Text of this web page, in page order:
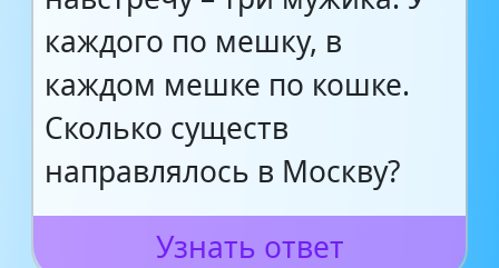
каждого по мешку, в
каждом мешке по кошке.
Сколько существ
направлялось в Москву?
Узнать ответ